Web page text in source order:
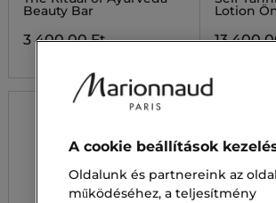
Beauty Bar
3 400,00 Ft
Lotion
13
A cookie beállítások
Oldalunk és partnereink az oldal
működéséhez, a teljesítmény